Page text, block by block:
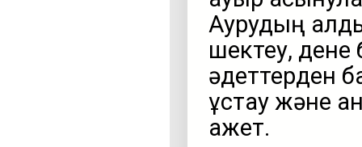
Аурудың
шектеу, дене
әдеттерден
ұстау және
қажет.